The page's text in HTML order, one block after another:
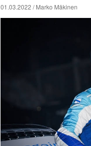
01.03.2022 / Marko Mäkinen